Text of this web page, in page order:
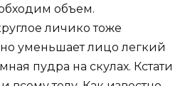
объем.
личико тоже
уменьшает лицо легкий
пудра на скулах. Кстати